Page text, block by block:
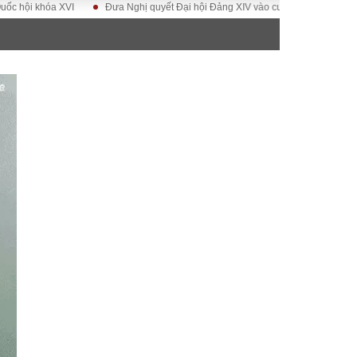
XVI Đưa Nghị quyết Đại hội Đảng XIV vào cuộc sống